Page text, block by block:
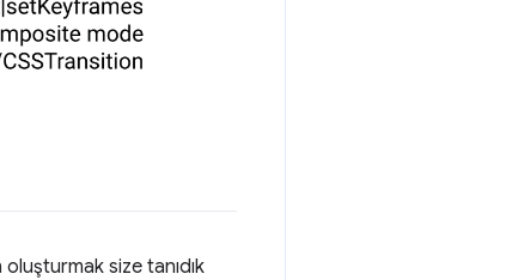
size tanıdık